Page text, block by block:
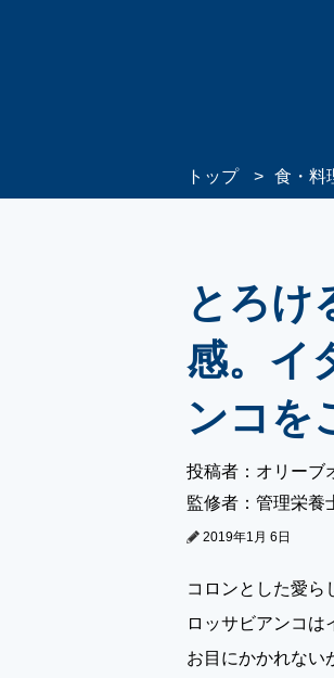
トップ 食・料
とろけ
感。イ
ンコを
投稿者：オリーブ
監修者：管理栄養
2019年1月 6日
コロンとした愛ら
ロッサビアンコは
お目にかかれない